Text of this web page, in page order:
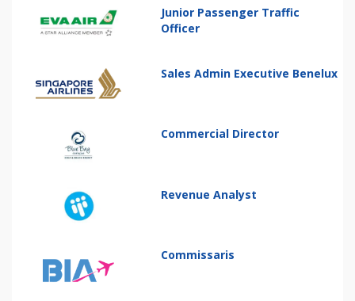
Junior Passenger Traffic
Officer
Sales Admin Executive Benelux
Commercial Director
Revenue Analyst
Commissaris